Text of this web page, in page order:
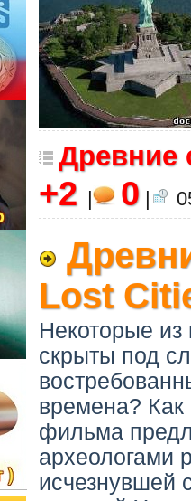
Древние
+2 | 0 |
Lost
Некоторые
скрыты под
времена? Как
фильма
археологами
исчезнувшей